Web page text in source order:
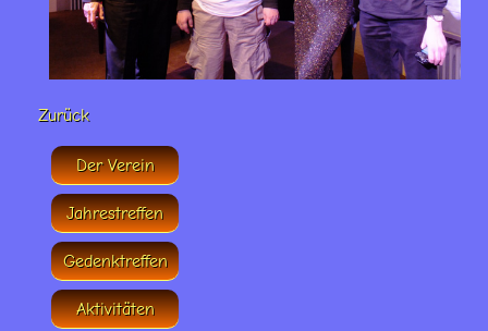
Der Verein
Jahrestreffen
Gedenktreffen
Aktivitäten
Zurück